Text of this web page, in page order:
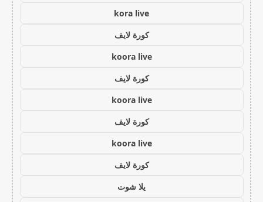
kora live
كورة لايف
koora live
كورة لايف
koora live
كورة لايف
koora live
كورة لايف
يلا شوت